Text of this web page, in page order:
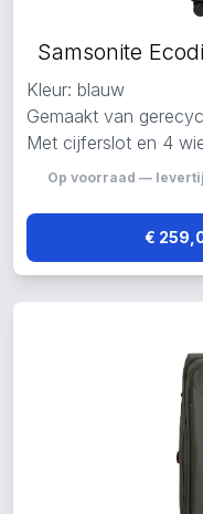
Samsonite
Kleur: blauw
Gemaakt van
Met cijferslot en 4
Op voorraad —
€